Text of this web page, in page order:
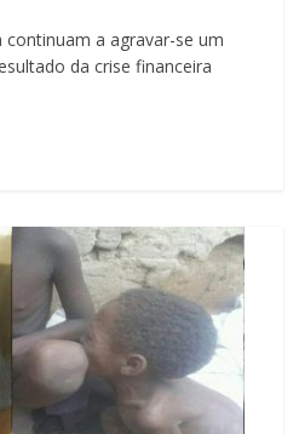
continuam a agravar-se um
da crise financeira